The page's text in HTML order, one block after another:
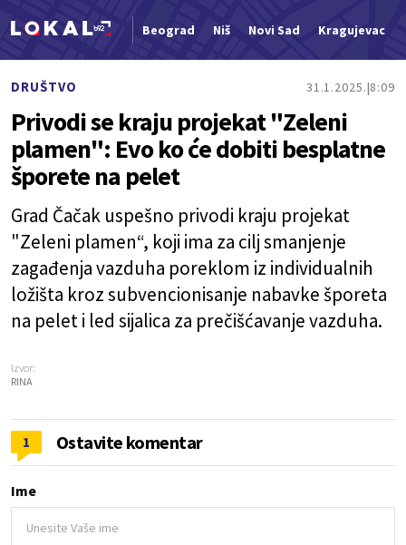
Beograd Niš Novi Sad Kragujevac
DRUŠTVO 31.1.2025. 8:09
Privodi se kraju projekat "Zeleni
plamen": Evo ko će dobiti besplatne
šporete na pelet
Grad Čačak uspešno privodi kraju projekat
"Zeleni plamen“, koji ima za cilj smanjenje
zagađenja vazduha poreklom iz individualnih
ložišta kroz subvencionisanje nabavke šporeta
na pelet i led sijalica za prečišćavanje vazduha.
Izvor:
RINA
1 Ostavite komentar
Ime